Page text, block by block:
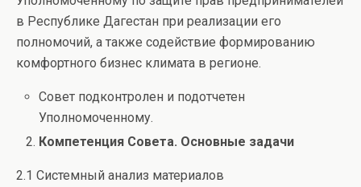
в Республике Дагестан при реализации его
полномочий, а также содействие формированию
комфортного бизнес климата в регионе.
Совет подконтролен и подотчетен
Уполномоченному.
Компетенция Совета. Основные задачи
2.1 Системный анализ материалов